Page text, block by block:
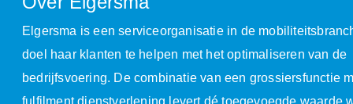
Elgersma is een serviceorganisatie in de
doel haar klanten te helpen met het optimaliseren van de
bedrijfsvoering. De combinatie van een grossiersfunctie
fulfilment dienstverlening levert dé toegevoegde waarde